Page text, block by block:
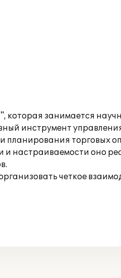
которая занимается
инструмент
планирования торговых
настраиваемости оно
четкое